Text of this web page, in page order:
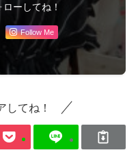
ーしてね！
Follow Me
してね！